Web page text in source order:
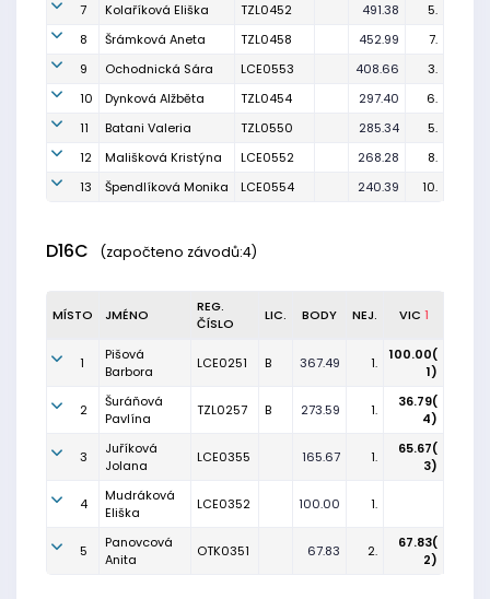
7
Kolaříková Eliška TZL0452 491.38
5.
8
Šrámková Aneta TZL0458 452.99
7.
9
Ochodnická Sára LCE0553 408.66
3.
10
Dynková Alžběta TZL0454 297.40
6.
11
Batani Valeria TZL0550 285.34
5.
12
Mališková Kristýna LCE0552 268.28
8.
13
Špendlíková Monika LCE0554 240.39 10.
D16C (započteno závodů:4)
MÍSTO JMÉNO
REG.
ČÍSLO
LIC. BODY NEJ. VIC 1
1
Pišová
Barbora
LCE0251 B 367.49 1.
100.00(
1)
2
Šuráňová
Pavlína
TZL0257 B 273.59 1.
36.79(
4)
3
Juříková
Jolana
LCE0355 165.67 1.
65.67(
3)
4
Mudráková
Eliška
LCE0352 100.00 1.
5
Panovcová
Anita
OTK0351 67.83 2.
67.83(
2)